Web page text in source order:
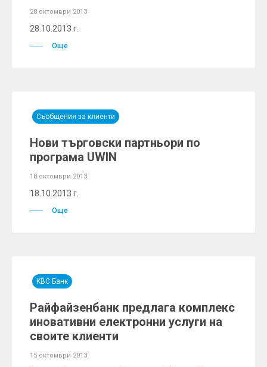
28 октомври 2013
28.10.2013 г.
Още
Съобщения за клиенти
Нови търговски партньори по
програма UWIN
18 октомври 2013
18.10.2013 г.
Още
KBC Банк
Райфайзенбанк предлага комплекс
иновативни електронни услуги на
своите клиенти
15 октомври 2013